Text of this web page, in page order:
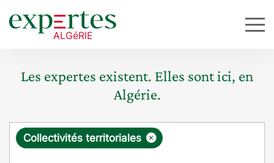
Les expertes existent. Elles sont ici, en
Algérie.
R
×
Collectivités territoriales